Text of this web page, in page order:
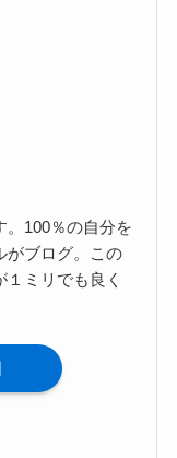
。100％の自分を
がブログ。この
ミリでも良く